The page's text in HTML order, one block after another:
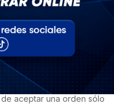
nuestra y con respeto
requisito para visitar el
que el uso de la
aceptar una orden sólo